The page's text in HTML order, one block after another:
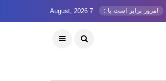
امروز برابر است با : 7 August, 2026